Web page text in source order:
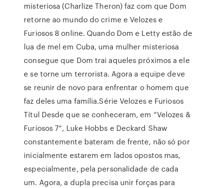
misteriosa (Charlize Theron) faz com que Dom
retorne ao mundo do crime e Velozes e
Furiosos 8 online. Quando Dom e Letty estão de
lua de mel em Cuba, uma mulher misteriosa
consegue que Dom trai aqueles próximos a ele
e se torne um terrorista. Agora a equipe deve
se reunir de novo para enfrentar o homem que
faz deles uma família.Série Velozes e Furiosos
Títul Desde que se conheceram, em “Velozes &
Furiosos 7”, Luke Hobbs e Deckard Shaw
constantemente bateram de frente, não só por
inicialmente estarem em lados opostos mas,
especialmente, pela personalidade de cada
um. Agora, a dupla precisa unir forças para